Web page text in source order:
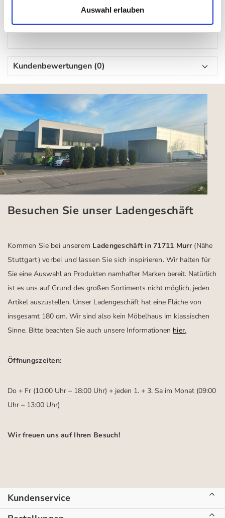
Auswahl erlauben
Garnitur bestehend aus Bürste und Papierhalter
Kundenbewertungen (0)
Besuchen Sie unser Ladengeschäft
Kommen Sie bei unserem Ladengeschäft in 71711 Murr (Nähe
Stuttgart) vorbei und lassen Sie sich inspirieren.Wir halten für
Sie eine Auswahl an Produkten namhafter Marken bereit. Natürlich
ist es uns auf Grund des großen Sortiments nicht möglich, jeden
Artikel auszustellen. Unser Ladengeschäft hat eine Fläche von
insgesamt 180 qm. Wir sind also kein Möbelhaus im klassischen
Sinne. Bitte beachten Sie auch unsere Informationen hier.
Öffnungszeiten:
Do + Fr (10:00 Uhr – 18:00 Uhr) + jeden 1. + 3. Sa im Monat (09:00
Uhr – 13:00 Uhr)
Wir freuen uns auf Ihren Besuch!
Kundenservice